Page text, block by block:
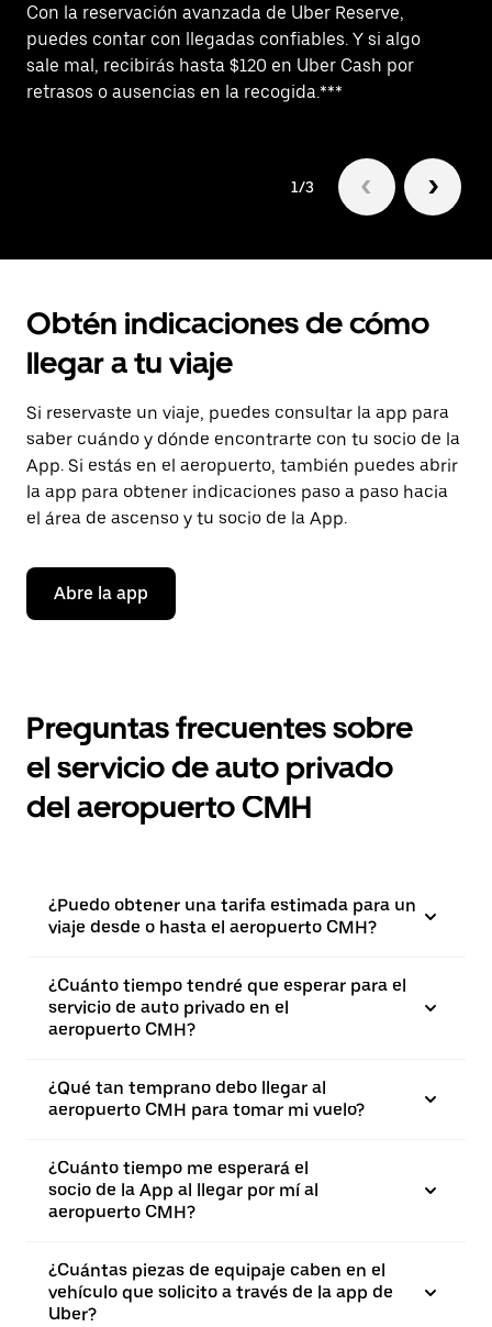
Con la reservación avanzada de Uber Reserve,
puedes contar con llegadas confiables. Y si algo
sale mal, recibirás hasta $120 en Uber Cash por
retrasos o ausencias en la recogida.***
1/3
Obtén indicaciones de cómo
llegar a tu viaje
Si reservaste un viaje, puedes consultar la app para
saber cuándo y dónde encontrarte con tu socio de la
App. Si estás en el aeropuerto, también puedes abrir
la app para obtener indicaciones paso a paso hacia
el área de ascenso y tu socio de la App.
Abre la app
Preguntas frecuentes sobre
el servicio de auto privado
del aeropuerto CMH
¿Puedo obtener una tarifa estimada para un
viaje desde o hasta el aeropuerto CMH?
¿Cuánto tiempo tendré que esperar para el
servicio de auto privado en el
aeropuerto CMH?
¿Qué tan temprano debo llegar al
aeropuerto CMH para tomar mi vuelo?
¿Cuánto tiempo me esperará el
socio de la App al llegar por mí al
aeropuerto CMH?
¿Cuántas piezas de equipaje caben en el
vehículo que solicito a través de la app de
Uber?